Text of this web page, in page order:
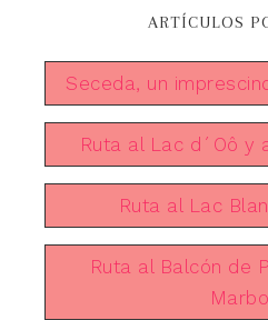
ARTÍCULOS
Seceda, un
Ruta al Lac d´Oô y
Ruta al Lac
Ruta al Balcón de